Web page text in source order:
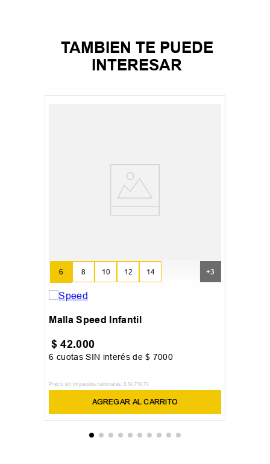
TAMBIEN TE PUEDE
INTERESAR
10 12 14
16
6 8 +3
Malla Speed Infantil
$ 42.000
6 cuotas SIN interés de$ 7000
Precio sin impuestos nacionales: $ 34.710 ,74
AGREGAR AL CARRITO